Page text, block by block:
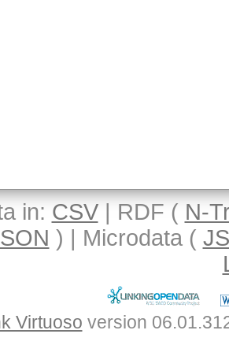
in: CSV| RDF ( N-
) | Microdata (
Virtuoso